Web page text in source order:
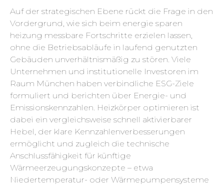
Auf der strategischen Ebene rückt die Frage in den
Vordergrund, wie sich beim energie sparen
heizung messbare Fortschritte erzielen lassen,
ohne die Betriebsabläufe in laufend genutzten
Gebäuden unverhältnismäßig zu stören. Viele
Unternehmen und institutionelle Investoren im
Raum München haben verbindliche ESG-Ziele
formuliert und berichten über Energie- und
Emissionskennzahlen. Heizkörper optimieren ist
dabei ein vergleichsweise schnell aktivierbarer
Hebel, der klare Kennzahlenverbesserungen
ermöglicht und zugleich die technische
Anschlussfähigkeit für künftige
Wärmeerzeugungskonzepte – etwa
Niedertemperatur- oder Wärmepumpensysteme